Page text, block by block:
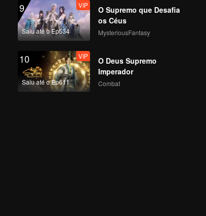
9
Saiu até o Ep534
VIP
O Supremo que Desafia
os Céus
MysteriousFantasy
10
Saiu até o Ep611
VIP
O Deus Supremo
Imperador
Combat